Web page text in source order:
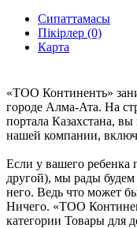
Сипаттамасы
Пікірлер (0)
Карта
«ТОО Континенть»
городе Алма-Ата. На
портала Казахстана,
нашей компании,
Если у вашего ребенка
другой), мы рады
него. Ведь что может
Ничего. «ТОО
категории Товары для